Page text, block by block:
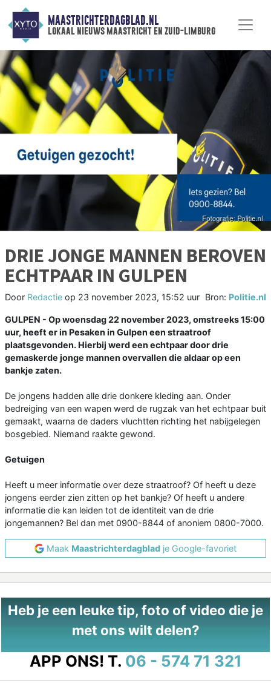
MAASTRICHTERDAGBLAD.NL
lokaal nieuws maastricht en zuid-limburg
DRIE JONGE MANNEN BEROVEN
ECHTPAAR IN GULPEN
Door Redactie op 23 november 2023, 15:52 uur Bron: Politie.nl
GULPEN - Op woensdag 22 november 2023, omstreeks 15:00
uur, heeft er in Pesaken in Gulpen een straatroof
plaatsgevonden. Hierbij werd een echtpaar door drie
gemaskerde jonge mannen overvallen die aldaar op een
bankje zaten.
De jongens hadden alle drie donkere kleding aan. Onder
bedreiging van een wapen werd de rugzak van het echtpaar buit
gemaakt, waarna de daders vluchtten richting het nabijgelegen
bosgebied. Niemand raakte gewond.
Getuigen
Heeft u meer informatie over deze straatroof? Of heeft u deze
jongens eerder zien zitten op het bankje? Of heeft u andere
informatie die kan leiden tot de identiteit van de drie
jongemannen? Bel dan met 0900-8844 of anoniem 0800-7000.
Maak Maastrichterdagblad je Google-favoriet
Heb je een leuke tip, foto of video die je
met ons wilt delen?
APP ONS! T. 06 - 574 71 321